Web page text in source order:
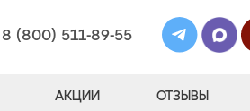
8 (800) 511-89-55
АКЦИИ ОТЗЫВЫ